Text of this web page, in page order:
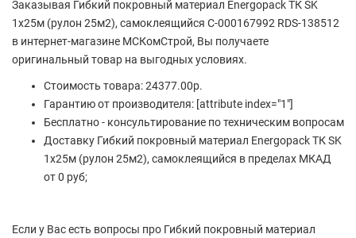
Заказывая Гибкий покровный материал Energopack ТК SK
1х25м (рулон 25м2), самоклеящийся С-000167992 RDS-138512
в интернет-магазине МСКомСтрой, Вы получаете
оригинальный товар на выгодных условиях.
Стоимость товара: 24377.00р.
Гарантию от производителя: [attribute index="1"]
Бесплатно - консультирование по техническим вопросам
Доставку Гибкий покровный материал Energopack ТК SK
1х25м (рулон 25м2), самоклеящийся в пределах МКАД
от 0 руб;
Если у Вас есть вопросы про Гибкий покровный материал